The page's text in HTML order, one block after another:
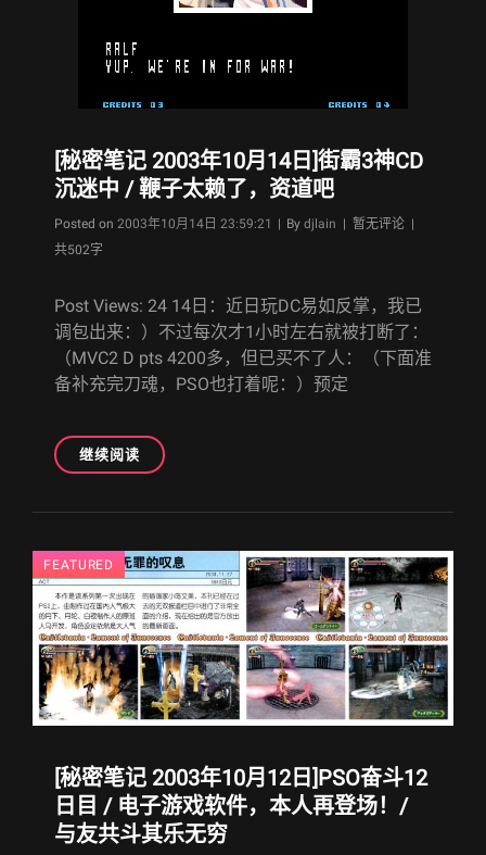
[秘密笔记 2003年10月14日]街霸3神CD
沉迷中 / 鞭子太赖了，资道吧
Posted on 2003年10月14日 23:59:21 | By Byline
djlain | 暂无评论 |
共502字
Post Views: 24 14日：近日玩DC易如反掌，我已
调包出来：）不过每次才1小时左右就被打断了：
（MVC2 D pts 4200多，但已买不了人：（下面准
备补充完刀魂，PSO也打着呢：）预定
继续阅读[秘
密
年
10
月
14
日]
街
霸
3
CD
沉
迷
中
FEATURED
[秘密笔记 2003年10月12日]PSO奋斗12
日目 / 电子游戏软件，本人再登场！/
与友共斗其乐无穷